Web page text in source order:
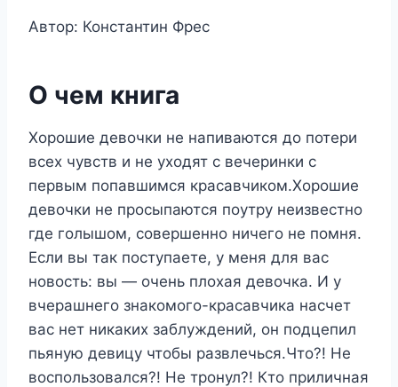
Автор: Константин Фрес
О чем книга
Хорошие девочки не напиваются до потери
всех чувств и не уходят с вечеринки с
первым попавшимся красавчиком.Хорошие
девочки не просыпаются поутру неизвестно
где голышом, совершенно ничего не помня.
Если вы так поступаете, у меня для вас
новость: вы — очень плохая девочка. И у
вчерашнего знакомого-красавчика насчет
вас нет никаких заблуждений, он подцепил
пьяную девицу чтобы развлечься.Что?! Не
воспользовался?! Не тронул?! Кто приличная